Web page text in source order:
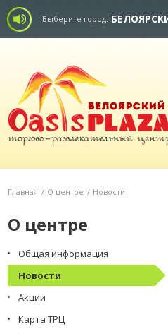
Выберите город:
Главная / О центре / Новости
О центре
Общая информация
Новости
Акции
Карта ТРЦ